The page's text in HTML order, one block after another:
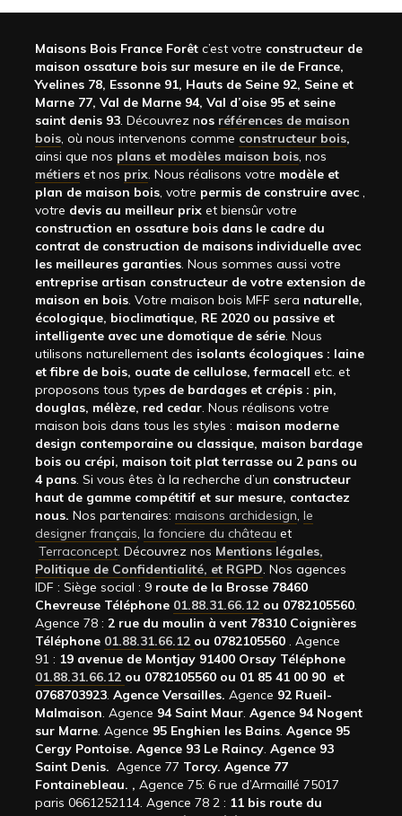
Maisons Bois France Forêt c’est votre constructeur de
maison ossature bois sur mesure en ile de France,
Yvelines 78, Essonne 91, Hauts de Seine 92, Seine et
Marne 77, Val de Marne 94, Val d’oise 95 et seine
saint denis 93. Découvrez nos références de maison
bois, où nous intervenons comme constructeur bois,
ainsi que nos plans et modèles maison bois, nos
métiers et nos prix. Nous réalisons votre modèle et
plan de maison bois, votre permis de construire avec ,
votre devis au meilleur prix et biensûr votre
construction en ossature bois dans le cadre du
contrat de construction de maisons individuelle avec
les meilleures garanties. Nous sommes aussi votre
entreprise artisan constructeur de votre extension de
maison en bois. Votre maison bois MFF sera naturelle,
écologique, bioclimatique, RE 2020 ou passive et
intelligente avec une domotique de série. Nous
utilisons naturellement des isolants écologiques : laine
et fibre de bois, ouate de cellulose, fermacell etc. et
proposons tous types de bardages et crépis : pin,
douglas, mélèze, red cedar. Nous réalisons votre
maison bois dans tous les styles : maison moderne
design contemporaine ou classique, maison bardage
bois ou crépi, maison toit plat terrasse ou 2 pans ou
4 pans. Si vous êtes à la recherche d’un constructeur
haut de gamme compétitif et sur mesure, contactez
nous. Nos partenaires: maisons archidesign, le
designer français, la fonciere du château et
Terraconcept. Découvrez nos Mentions légales,
Politique de Confidentialité, et RGPD. Nos agences
IDF : Siège social : 9 route de la Brosse 78460
Chevreuse Téléphone 01.88.31.66.12 ou 0782105560.
Agence 78 : 2 rue du moulin à vent 78310 Coignières
Téléphone 01.88.31.66.12 ou 0782105560 . Agence
91 : 19 avenue de Montjay 91400 Orsay Téléphone
01.88.31.66.12 ou 0782105560 ou 01 85 41 00 90 et
0768703923. Agence Versailles. Agence 92 Rueil-
Malmaison. Agence 94 Saint Maur. Agence 94 Nogent
sur Marne. Agence 95 Enghien les Bains. Agence 95
Cergy Pontoise. Agence 93 Le Raincy. Agence 93
Saint Denis. Agence 77 Torcy. Agence 77
Fontainebleau. , Agence 75: 6 rue d’Armaillé 75017
paris 0661252114. Agence 78 2 : 11 bis route du